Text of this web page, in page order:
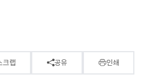
크랩 공유 인쇄